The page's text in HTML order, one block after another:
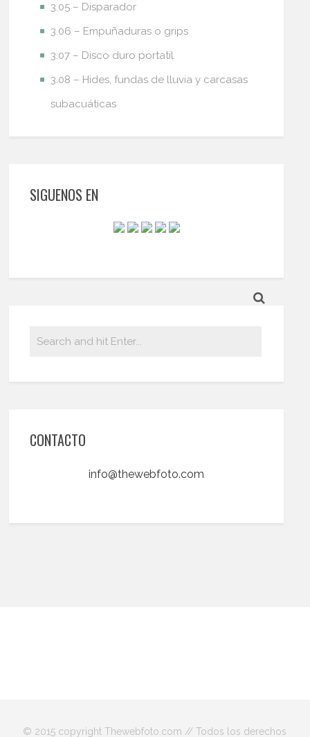
3.05 – Disparador
3.06 – Empuñaduras o grips
3.07 – Disco duro portatil
3.08 – Hides, fundas de lluvia y carcasas
subacuáticas
SIGUENOS EN
CONTACTO
info@thewebfoto.com
© 2015 copyright Thewebfoto.com // Todos los derechos